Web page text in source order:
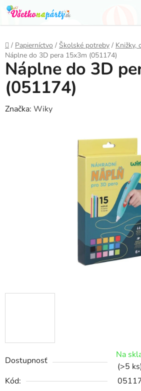
Prejsť
na
obsah
Domov
/ Papierníctvo / Školské potreby / Knižky,
Náplne do 3D pera 15x3m (051174)
Dostupnosť
Na
(>5
Kód:
Náplne do 3D
(051174)
Značka: Wiky